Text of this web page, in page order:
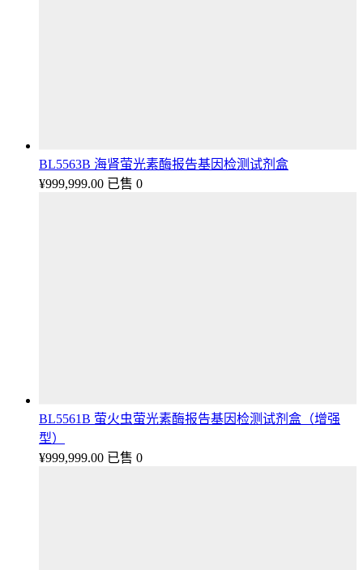
BL5563B 海肾萤光素酶报告基因检测试剂盒
¥999,999.00 已售 0
BL5561B 萤火虫萤光素酶报告基因检测试剂盒（增强
型）
¥999,999.00 已售 0